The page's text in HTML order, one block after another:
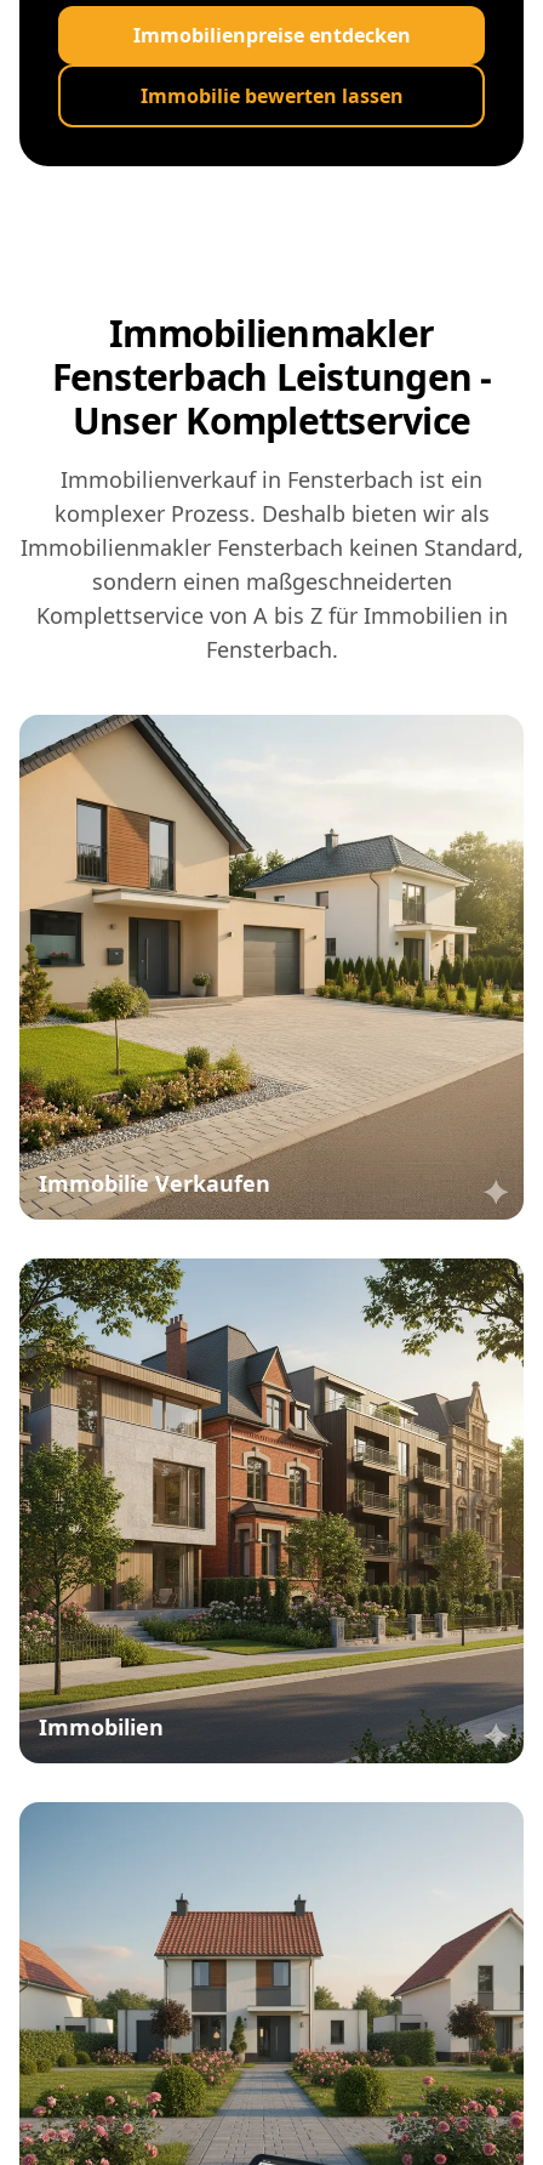
Immobilienpreise entdecken
Immobilie bewerten lassen
Immobilienmakler
Fensterbach Leistungen -
Unser Komplettservice
Immobilienverkauf in Fensterbach ist ein
komplexer Prozess. Deshalb bieten wir als
Immobilienmakler Fensterbach keinen Standard,
sondern einen maßgeschneiderten
Komplettservice von A bis Z für Immobilien in
Fensterbach.
Immobilie Verkaufen
Immobilien